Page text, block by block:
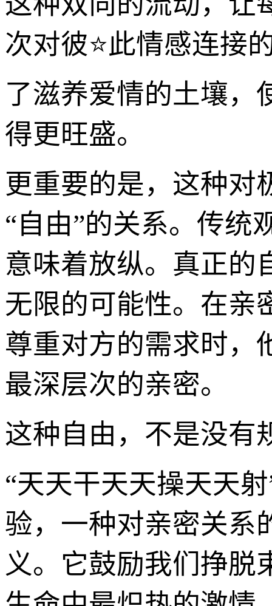
次对彼⭐此情感连接
了滋养爱情的土壤，
得更旺盛。
更重要的是，这种对
“自由”的关系。传统
意味着放纵。真正的
无限的可能性。在亲
尊重对方的需求时，
最深层次的亲密。
这种自由，不是没有
“天天干天天操天天
验，一种对亲密关系
义。它鼓励我们挣脱